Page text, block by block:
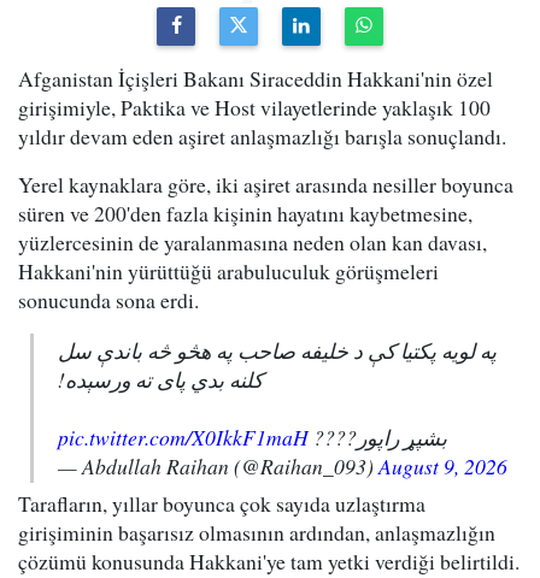
Afganistan İçişleri Bakanı Siraceddin Hakkani'nin özel
girişimiyle, Paktika ve Host vilayetlerinde yaklaşık 100
yıldır devam eden aşiret anlaşmazlığı barışla sonuçlandı.
Yerel kaynaklara göre, iki aşiret arasında nesiller boyunca
süren ve 200'den fazla kişinin hayatını kaybetmesine,
yüzlercesinin de yaralanmasına neden olan kan davası,
Hakkani'nin yürüttüğü arabuluculuk görüşmeleri
sonucunda sona erdi.
په لویه پکتیا کې د خلیفه صاحب په هڅو څه باندې سل
کلنه بدي پای ته ورسېده!
بشپړ راپور????pic.twitter.com/X0IkkF1maH
— Abdullah Raihan (@Raihan_093)August 9, 2026
Tarafların, yıllar boyunca çok sayıda uzlaştırma
girişiminin başarısız olmasının ardından, anlaşmazlığın
çözümü konusunda Hakkani'ye tam yetki verdiği belirtildi.